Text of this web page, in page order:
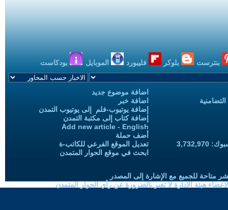
بنترست بلوكر فليبورد الموبايل بودكاست
اضافة موضوع جديد
اضافة خبر
إضافة يوتيوب-فلم إلى يوتيوب التمدن
إضافة كتاب إلى مكتبة التمدن
Add new article - English
أضف حملة
تعديل الموقع الفرعي للكاتب-ة
ابحث في موقع الحوار المتمدن
متاحة للجميع مع الإشارة إلى المصدر
هيئة الادارة لا تعبر بالضرورة عن رأي الحوار المتمدن